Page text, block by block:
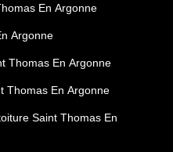
En Argonne
Argonne
Thomas En Argonne
Thomas En Argonne
Saint Thomas En